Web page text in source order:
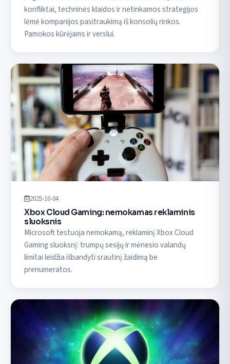
konfliktai, techninės klaidos ir netinkamos strategijos
lėmė kompanijos pasitraukimą iš konsolių rinkos.
Pamokos kūrėjams ir verslui.
2025-10-04
Xbox Cloud Gaming: nemokamas reklaminis
sluoksnis
Microsoft testuoja nemokamą, reklaminį Xbox Cloud
Gaming sluoksnį: trumpų sesijų ir mėnesio valandų
limitai leidžia išbandyti srautinį žaidimą be
prenumeratos.